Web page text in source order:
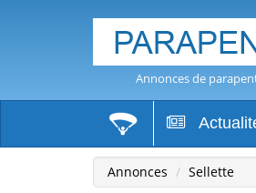
Annonces de
Annonces Sellette